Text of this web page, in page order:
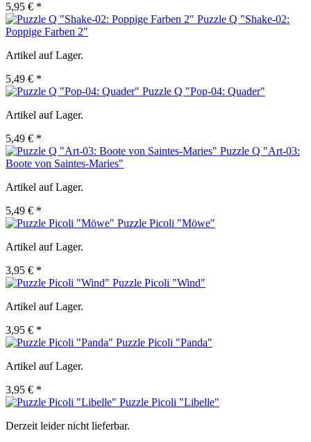
5,95 € *
Puzzle Q "Shake-02:
Poppige Farben 2"
Artikel auf Lager.
5,49 € *
Puzzle Q "Pop-04: Quader"
Artikel auf Lager.
5,49 € *
Puzzle Q "Art-03:
Boote von Saintes-Maries"
Artikel auf Lager.
5,49 € *
Puzzle Picoli "Möwe"
Artikel auf Lager.
3,95 € *
Puzzle Picoli "Wind"
Artikel auf Lager.
3,95 € *
Puzzle Picoli "Panda"
Artikel auf Lager.
3,95 € *
Puzzle Picoli "Libelle"
Derzeit leider nicht lieferbar.